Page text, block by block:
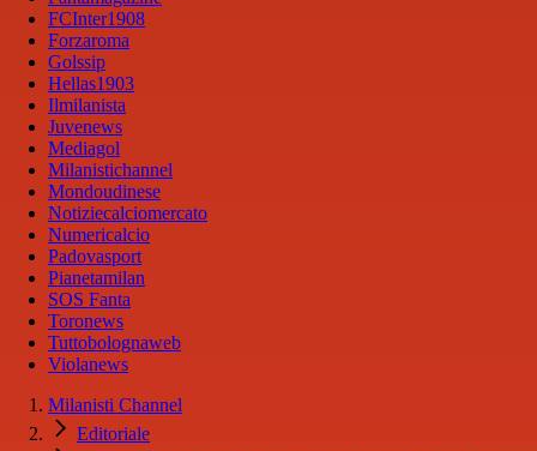
FCInter1908
Forzaroma
Golssip
Hellas1903
Ilmilanista
Juvenews
Mediagol
Milanistichannel
Mondoudinese
Notiziecalciomercato
Numericalcio
Padovasport
Pianetamilan
SOS Fanta
Toronews
Tuttobolognaweb
Violanews
Milanisti Channel
Editoriale